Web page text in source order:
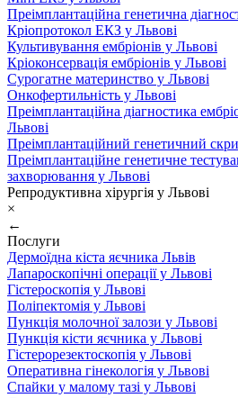
Преімплантаційна генетична
Кріопротокол ЕКЗ у Львові
Культивування ембріонів у Львові
Кріоконсервація ембріонів у Львові
Сурогатне материнство у Львові
Онкофертильність у Львові
Преімплантаційна діагностика
Львові
Преімплантаційний генетичний
Преімплантаційне генетичне
захворювання у Львові
Репродуктивна хірургія у Львові
×
←
Послуги
Дермоїдна кіста яєчника Львів
Лапароскопічні операції у Львові
Гістероскопія у Львові
Поліпектомія у Львові
Пункція молочної залози у Львові
Пункція кісти яєчника у Львові
Гістерорезектоскопія у Львові
Оперативна гінекологія у Львові
Спайки у малому тазі у Львові